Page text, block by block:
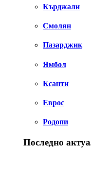
Кърджали
Смолян
Пазарджик
Ямбол
Ксанти
Еврос
Родопи
Последно